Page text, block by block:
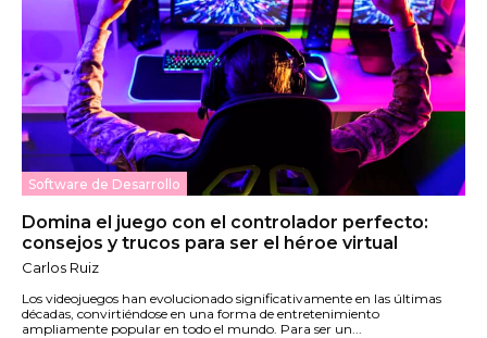
Software de Desarrollo
Domina el juego con el controlador perfecto:
consejos y trucos para ser el héroe virtual
Carlos Ruiz
Los videojuegos han evolucionado significativamente en las últimas
décadas, convirtiéndose en una forma de entretenimiento
ampliamente popular en todo el mundo. Para ser un...